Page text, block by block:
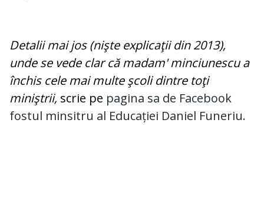
Detalii mai jos (nişte explicaţii din 2013),
unde se vede clar că madam' minciunescu a
închis cele mai multe şcoli dintre toţi
miniştrii, scrie pe pagina sa de Facebook
fostul minsitru al Educației Daniel Funeriu.